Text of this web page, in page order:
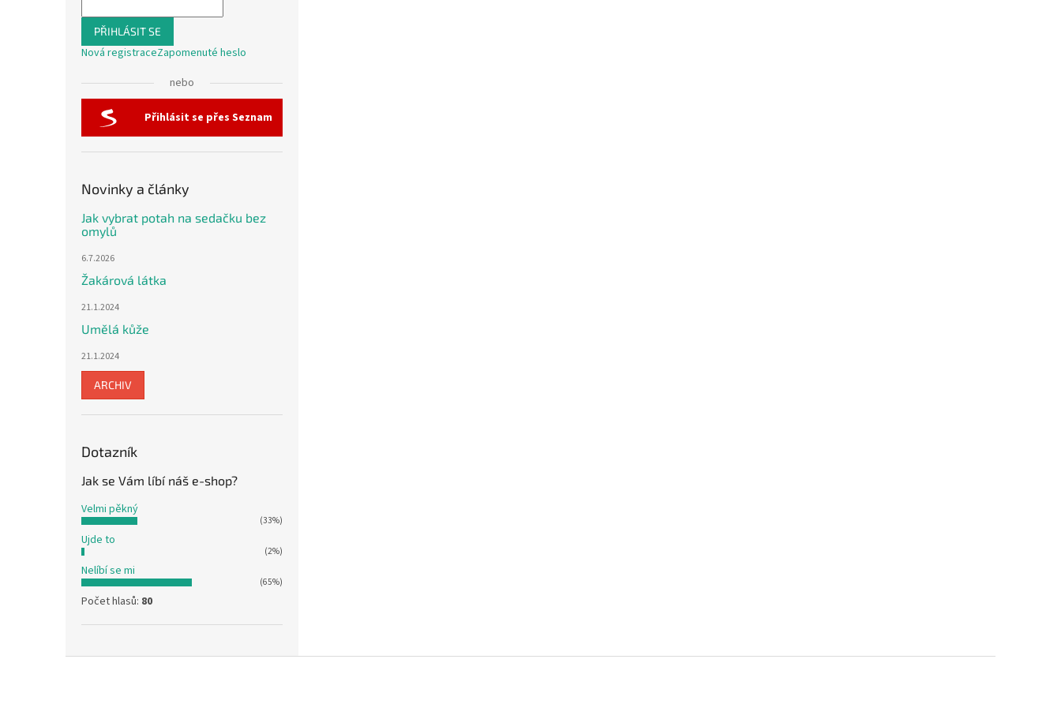
PŘIHLÁSIT SE
Nová registraceZapomenuté heslo
nebo
Přihlásit se přes Seznam
Novinky a články
Jak vybrat potah na sedačku bez
omylů
6.7.2026
Žakárová látka
21.1.2024
Umělá kůže
21.1.2024
ARCHIV
Dotazník
Jak se Vám líbí náš e-shop?
Velmi pěkný
(33%)
Ujde to
(2%)
Nelíbí se mi
(65%)
Počet hlasů: 80